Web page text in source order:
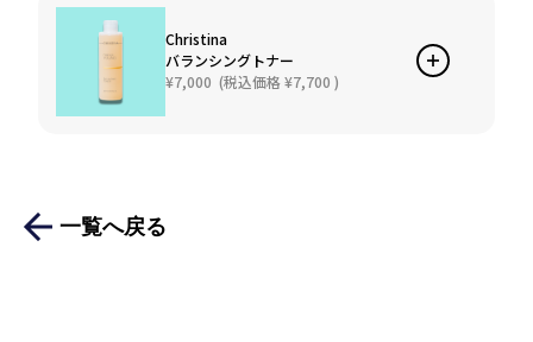
Christina
バランシングトナー
¥7,000 (税込価格¥7,700 )
一覧へ戻る